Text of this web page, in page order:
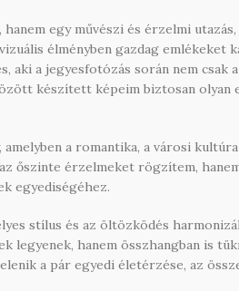
egy művészi és érzelmi
élményben gazdag
aki a jegyesfotózás során nem
készített képeim biztosan olyan
a romantika, a városi
őszinte érzelmeket rögzítem,
egyediségéhez.
stílus és az öltözködés
legyenek, hanem összhangban is
a pár egyedi életérzése, az